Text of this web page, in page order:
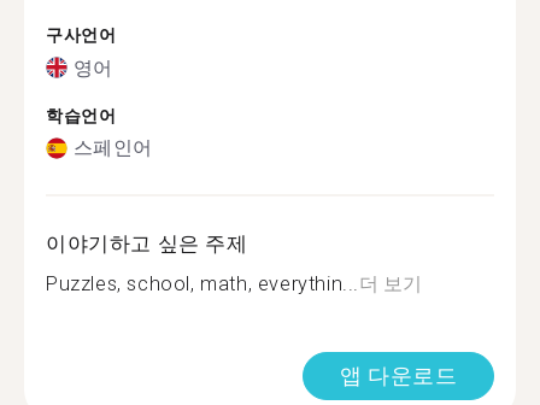
구사언어
영어
학습언어
스페인어
이야기하고 싶은 주제
Puzzles, school, math, everythin...더 보기
앱 다운로드